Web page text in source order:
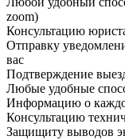
zoom)
Консультацию
Отправку
вас
Подтверждение
Любые удобные
Информацию о
Консультацию
Защищиту выводов